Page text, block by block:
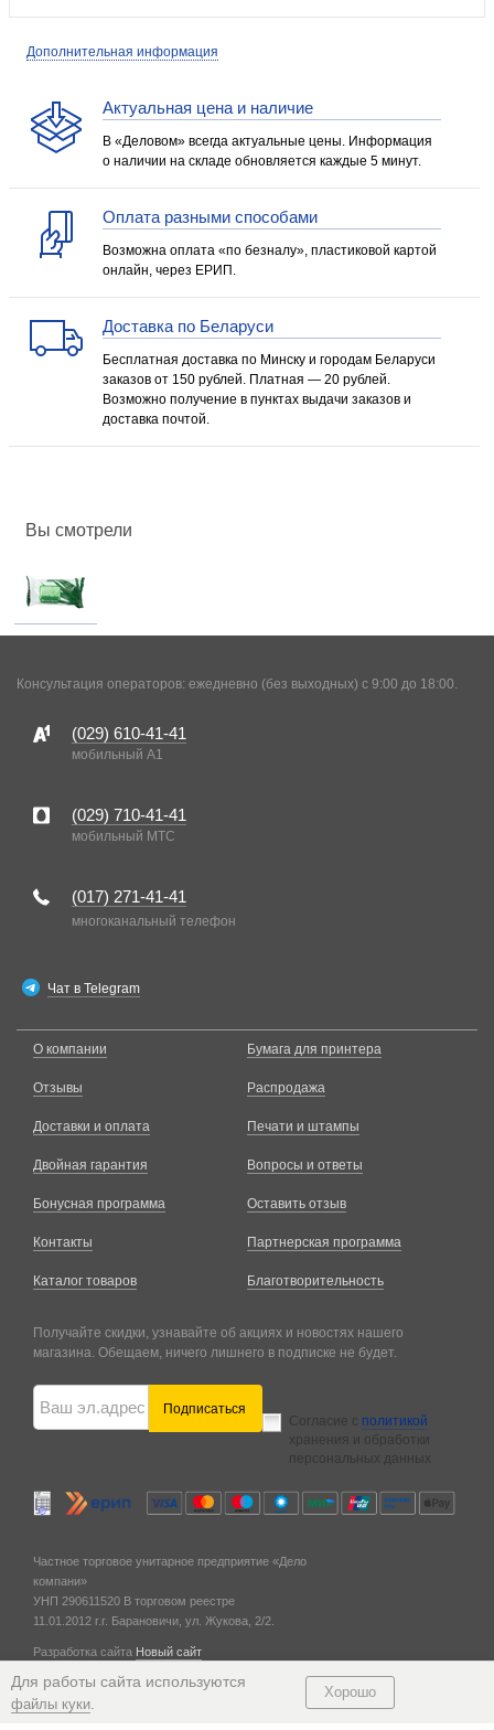
Дополнительная информация
Актуальная цена и наличие
В «Деловом» всегда актуальные цены. Информация
о наличии на складе обновляется каждые 5 минут.
Оплата разными способами
Возможна оплата «по безналу», пластиковой картой
онлайн, через ЕРИП.
Доставка по Беларуси
Бесплатная доставка по Минску и городам Беларуси
заказов от 150 рублей. Платная — 20 рублей.
Возможно получение в пунктах выдачи заказов и
доставка почтой.
Вы смотрели
Консультация операторов: ежедневно (без выходных) с 9:00 до 18:00.
(029) 610-41-41
мобильный A1
(029) 710-41-41
мобильный MTC
(017) 271-41-41
многоканальный телефон
Чат в Telegram
О компании
Отзывы
Доставки и оплата
Двойная гарантия
Бонусная программа
Контакты
Каталог товаров
Бумага для принтера
Распродажа
Печати и штампы
Вопросы и ответы
Оставить отзыв
Партнерская программа
Благотворительность
Получайте скидки, узнавайте об акциях и новостях нашего
магазина. Обещаем, ничего лишнего в подписке не будет.
Подписаться
Согласие с политикой
хранения и обработки
персональных данных
Частное торговое унитарное предприятие «Дело
компани»
УНП 290611520 В торговом реестре
11.01.2012 г. г. Барановичи, ул. Жукова, 2/2.
Разработка сайта Новый сайт
Для работы сайта используются
файлы куки
Хорошо